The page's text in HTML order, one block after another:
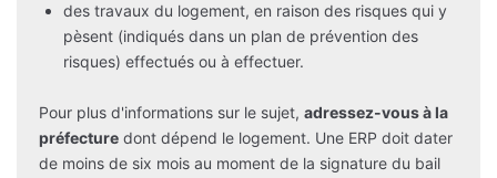
des travaux du logement, en raison des risques qui y
pèsent (indiqués dans un plan de prévention des
risques) effectués ou à effectuer.
Pour plus d'informations sur le sujet, adressez-vous à la
préfecture dont dépend le logement. Une ERP doit dater
de moins de six mois au moment de la signature du bail